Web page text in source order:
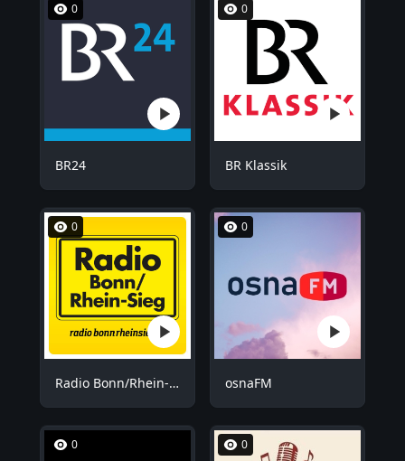
0
BR24
0
BR Klassik
0
Radio Bonn/Rhein-Sieg
0
osnaFM
0 0